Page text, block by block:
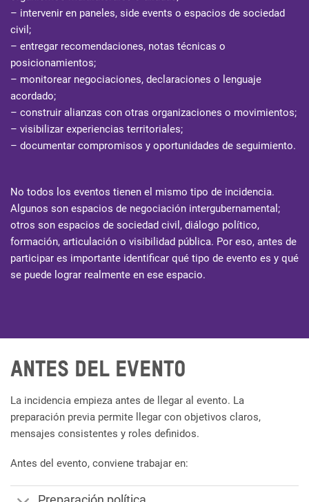
– intervenir en paneles, side events o espacios de sociedad
civil;
– entregar recomendaciones, notas técnicas o
posicionamientos;
– monitorear negociaciones, declaraciones o lenguaje
acordado;
– construir alianzas con otras organizaciones o movimientos;
– visibilizar experiencias territoriales;
– documentar compromisos y oportunidades de seguimiento.
No todos los eventos tienen el mismo tipo de incidencia.
Algunos son espacios de negociación intergubernamental;
otros son espacios de sociedad civil, diálogo político,
formación, articulación o visibilidad pública. Por eso, antes de
participar es importante identificar qué tipo de evento es y qué
se puede lograr realmente en ese espacio.
Antes del evento
La incidencia empieza antes de llegar al evento. La
preparación previa permite llegar con objetivos claros,
mensajes consistentes y roles definidos.
Antes del evento, conviene trabajar en: